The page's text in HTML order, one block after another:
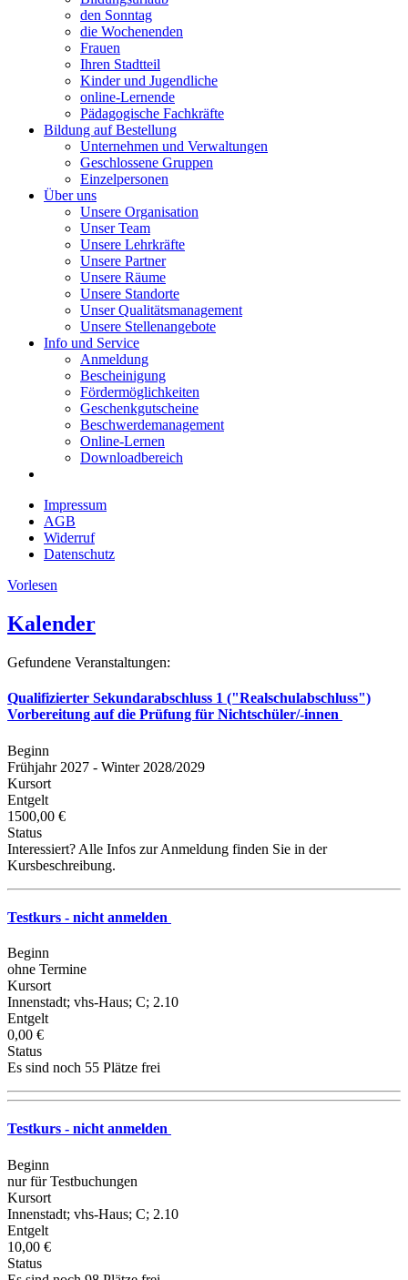
den Sonntag
die Wochenenden
Frauen
Ihren Stadtteil
Kinder und Jugendliche
online-Lernende
Pädagogische Fachkräfte
Bildung auf Bestellung
Unternehmen und Verwaltungen
Geschlossene Gruppen
Einzelpersonen
Über uns
Unsere Organisation
Unser Team
Unsere Lehrkräfte
Unsere Partner
Unsere Räume
Unsere Standorte
Unser Qualitätsmanagement
Unsere Stellenangebote
Info und Service
Anmeldung
Bescheinigung
Fördermöglichkeiten
Geschenkgutscheine
Beschwerdemanagement
Online-Lernen
Downloadbereich
Impressum
AGB
Widerruf
Datenschutz
Vorlesen
Kalender
Gefundene Veranstaltungen:
Qualifizierter Sekundarabschluss 1 ("Realschulabschluss")
Vorbereitung auf die Prüfung für Nichtschüler/-innen
Beginn
Frühjahr 2027 - Winter 2028/2029
Kursort
Entgelt
1500,00 €
Status
Interessiert? Alle Infos zur Anmeldung finden Sie in der
Kursbeschreibung.
Testkurs - nicht anmelden
Beginn
ohne Termine
Kursort
Innenstadt; vhs-Haus; C; 2.10
Entgelt
0,00 €
Status
Es sind noch 55 Plätze frei
Testkurs - nicht anmelden
Beginn
nur für Testbuchungen
Kursort
Innenstadt; vhs-Haus; C; 2.10
Entgelt
10,00 €
Status